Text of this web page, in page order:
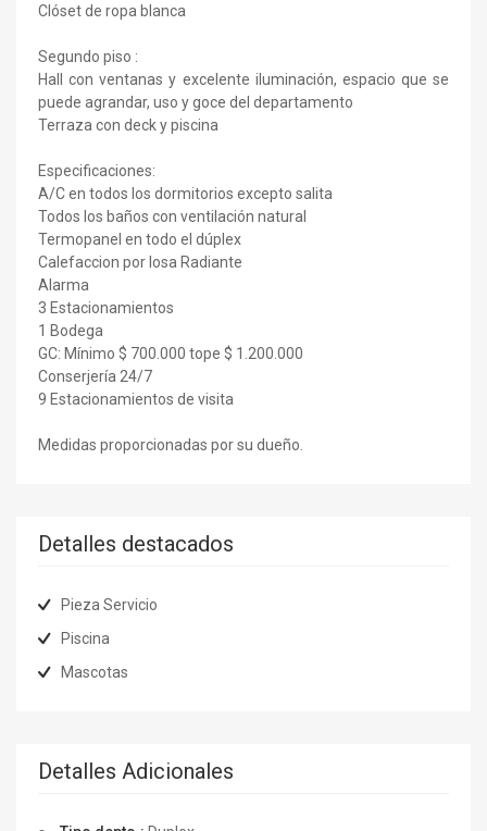
Clóset de ropa blanca
Segundo piso :
Hall con ventanas y excelente iluminación, espacio que se
puede agrandar, uso y goce del departamento
Terraza con deck y piscina
Especificaciones:
A/C en todos los dormitorios excepto salita
Todos los baños con ventilación natural
Termopanel en todo el dúplex
Calefaccion por losa Radiante
Alarma
3 Estacionamientos
1 Bodega
GC: Mínimo $ 700.000 tope $ 1.200.000
Conserjería 24/7
9 Estacionamientos de visita
Medidas proporcionadas por su dueño.
Detalles destacados
Pieza Servicio
Piscina
Mascotas
Detalles Adicionales